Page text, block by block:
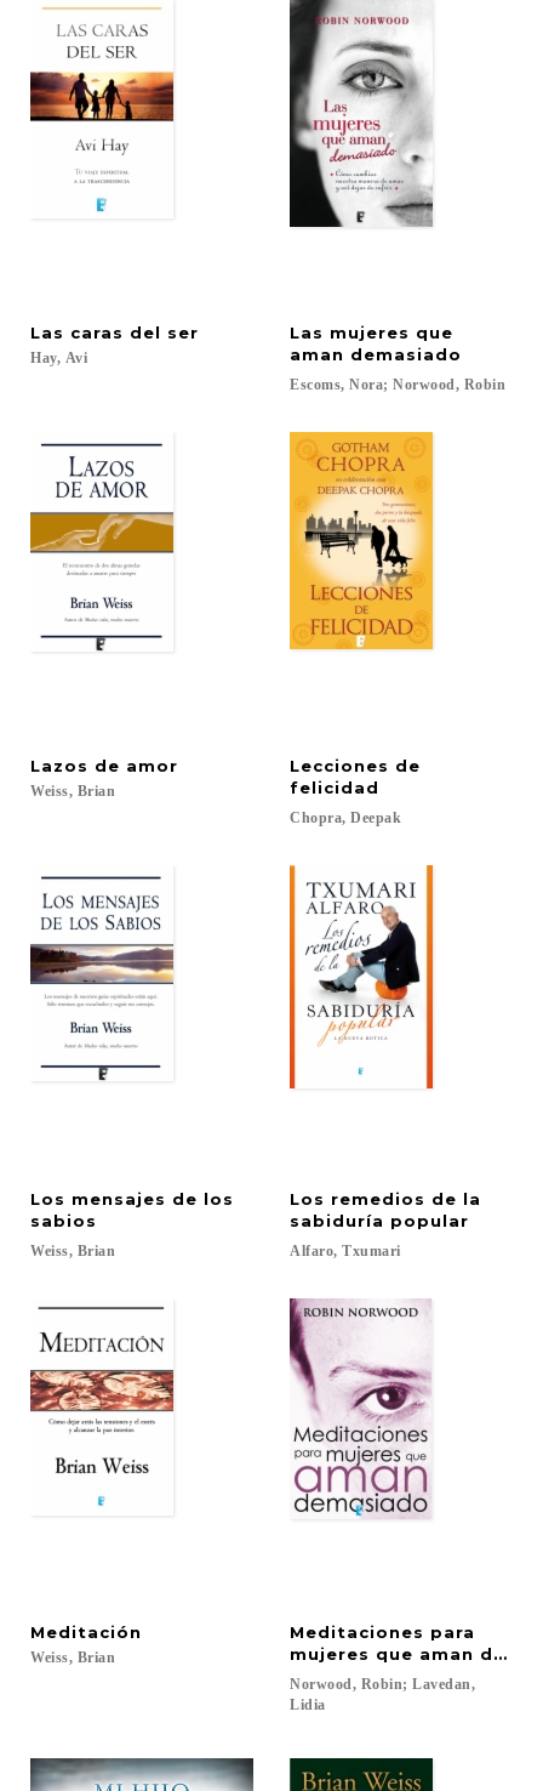
Las caras del ser
Hay, Avi
Las mujeres que
aman demasiado
Escoms, Nora; Norwood, Robin
Lazos de amor
Weiss, Brian
Lecciones de
felicidad
Chopra, Deepak
Los mensajes de los
sabios
Weiss, Brian
Los remedios de la
sabiduría popular
Alfaro, Txumari
Meditación
Weiss, Brian
Meditaciones para
mujeres que aman
Norwood, Robin; Lavedan,
Lidia